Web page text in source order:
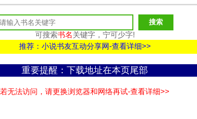
可搜索书名关键字，宁可少字!
推荐：小说书友互动分享网-查看详细>>
重要提醒：下载地址在本页尾部
若无法访问，请更换浏览器和网络再试-查看详细>>